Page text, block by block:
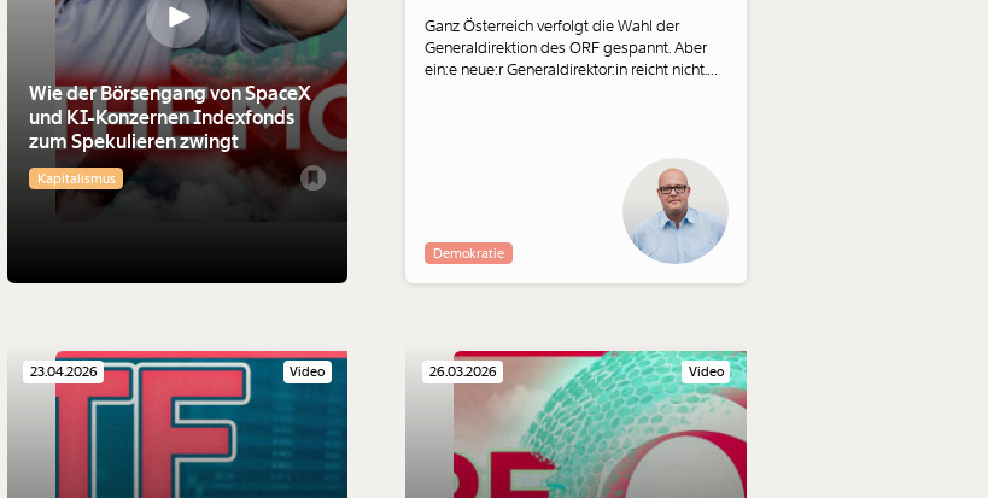
Wie der Börsengang von SpaceX
und KI-Konzernen Indexfonds
zum Spekulieren zwingt
Kapitalismus
Ganz Österreich verfolgt die Wahl der
Generaldirektion des ORF gespannt. Aber
ein:e neue:r Generaldirektor:in reicht nicht.
Demokratie
Video
23.04.2026 Video
26.03.2026